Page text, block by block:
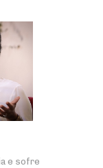
e sofre